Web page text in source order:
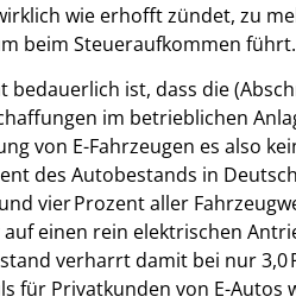
wie erhofft zündet, zu
beim Steueraufkommen führt.
bedauerlich ist, dass die
im betrieblichen
von E-Fahrzeugen es also
des Autobestands in
vier Prozent aller
einen rein elektrischen
verharrt damit bei nur 3,0
für Privatkunden von E-Autos